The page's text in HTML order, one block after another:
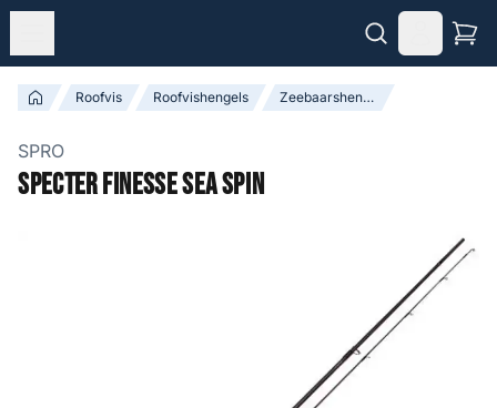
Roofvis Roofvishengels Zeebaarshengels
SPRO
Specter Finesse Sea Spin